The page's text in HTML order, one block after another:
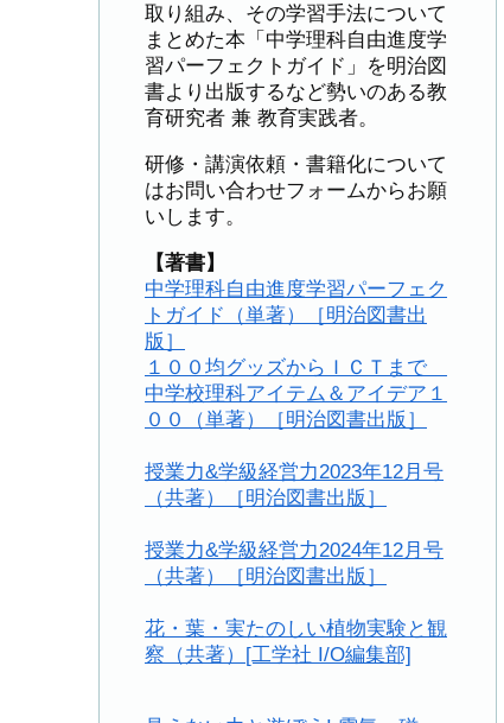
取り組み、その学習手法について
まとめた本「中学理科自由進度学
習パーフェクトガイド」を明治図
書より出版するなど勢いのある教
育研究者 兼 教育実践者。
研修・講演依頼・書籍化について
はお問い合わせフォームからお願
いします。
【著書】
中学理科自由進度学習パーフェク
トガイド（単著）［明治図書出
版］
１００均グッズからＩＣＴまで
中学校理科アイテム＆アイデア１
００（単著）［明治図書出版］
授業力&学級経営力2023年12月号
（共著）［明治図書出版］
授業力&学級経営力2024年12月号
（共著）［明治図書出版］
花・葉・実たのしい植物実験と観
察（共著）[工学社 I/O編集部]